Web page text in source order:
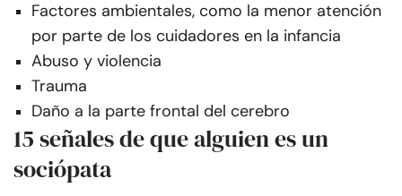
Factores ambientales, como la menor atención
por parte de los cuidadores en la infancia
Abuso y violencia
Trauma
Daño a la parte frontal del cerebro
15 señales de que alguien es un
sociópata